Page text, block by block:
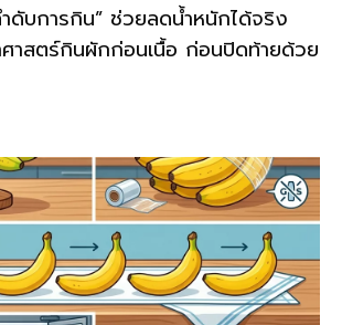
ดับการกิน” ช่วยลดน้ำหนักได้จริง
ศาสตร์กินผักก่อนเนื้อ ก่อนปิดท้ายด้วย